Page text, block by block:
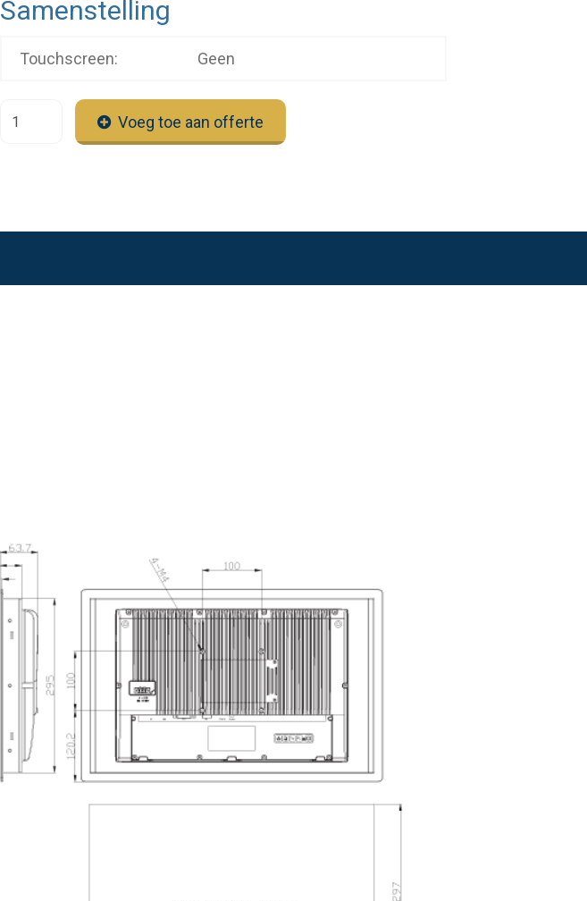
Samenstelling
Touchscreen: Geen
Voeg toe aan offerte